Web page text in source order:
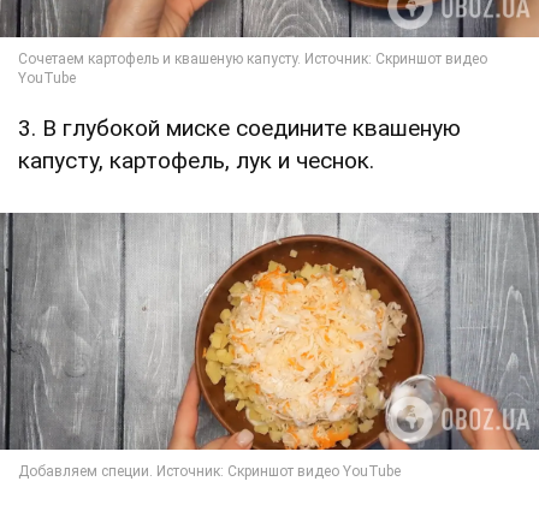
3. В глубокой миске соедините квашеную
капусту, картофель, лук и чеснок.